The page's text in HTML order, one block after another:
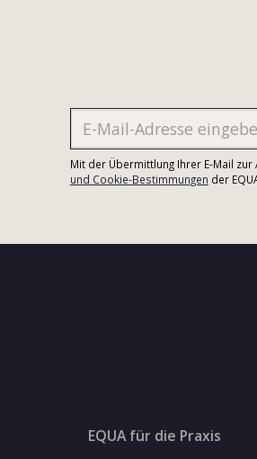
Mit der Übermittlung Ihrer E-Mail
und Cookie-Bestimmungen der
EQUA für die Praxis